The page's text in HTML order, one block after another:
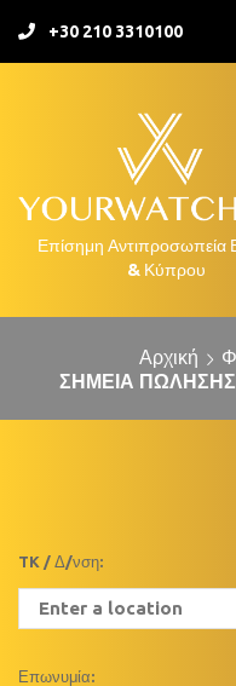
+30 210 3310100
Αρχική
ΣΗΜΕΊΑ ΠΏΛΗΣΗΣ
TK / Δ/νση:
Επωνυμία: